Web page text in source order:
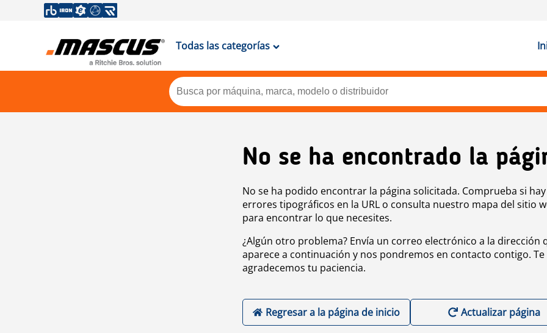
Todas las categorías
No se ha encontrado la
No se ha podido encontrar la página solicitada. Comprueba si hay
errores tipográficos en la URL o consulta nuestro mapa del sitio
para encontrar lo que necesites.
¿Algún otro problema? Envía un correo electrónico a la dirección
aparece a continuación y nos pondremos en contacto contigo. Te
agradecemos tu paciencia.
Regresar a la página de inicio Actualizar página